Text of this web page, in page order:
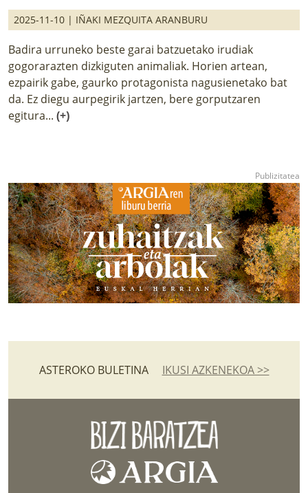
2025-11-10 | IÑAKI MEZQUITA ARANBURU
Badira urruneko beste garai batzuetako irudiak
gogorarazten dizkiguten animaliak. Horien artean,
ezpairik gabe, gaurko protagonista nagusienetako bat
da. Ez diegu aurpegirik jartzen, bere gorputzaren
egitura... (+)
ASTEROKO BULETINA IKUSI AZKENEKOA >>